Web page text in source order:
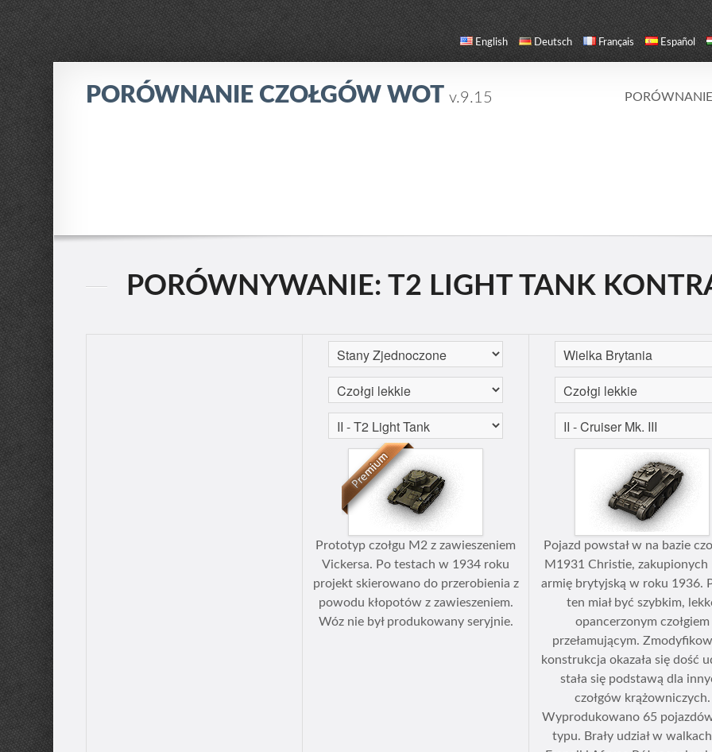
English Deutsch Français Español
PORÓWNANIE CZOŁGÓW WOTv.9.15 PORÓWNANIE
PORÓWNYWANIE: T2 LIGHT TANK
Prototyp czołgu M2 z zawieszeniem
Vickersa. Po testach w 1934 roku
projekt skierowano do przerobienia z
powodu kłopotów z zawieszeniem.
Wóz nie był produkowany seryjnie.
Pojazd powstał w na bazie
М1931 Christie, zakupionych
armię brytyjską w roku 1936.
ten miał być szybkim,
opancerzonym czołgiem
przełamującym.
konstrukcja okazała się dość
stała się podstawą dla
czołgów krążowniczych.
Wyprodukowano 65
typu. Brały udział w